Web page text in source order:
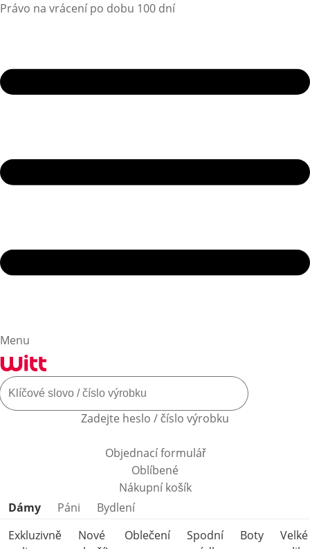
Právo na vrácení po dobu 100 dní
Menu
Zadejte heslo / číslo výrobku
Objednací formulář
Oblíbené
Nákupní košík
Přeskočit kategorie produktů
Dámy Páni
Bydlení
Exkluzivně
Nové
Oblečení
Spodní
Boty
Velké